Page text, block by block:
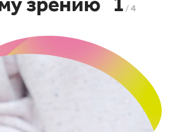
зрению / 4